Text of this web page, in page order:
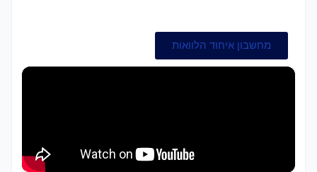
מחשבון איחוד הלוואות